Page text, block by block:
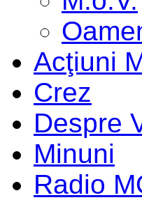
Acţiuni
Crez
Despre
Minuni
Radio